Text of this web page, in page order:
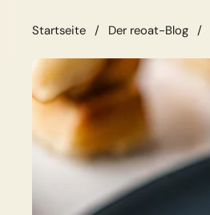
Shop
Sparsets
Extras
Unperfekt
Startseite / Der reoat-Blog /